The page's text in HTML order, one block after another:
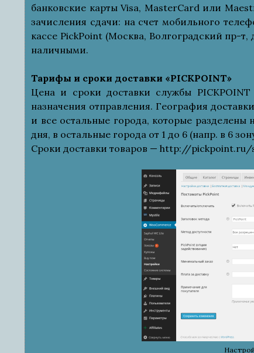
банковские карты Visa, MasterCard или
зачисления сдачи: на счет мобильного
кассе PickPoint (Москва, Волгоградский пр-т,
наличными.
Тарифы и сроки доставки «PICKPOINT»
Цена и сроки доставки службы
назначения отправления. География
и все остальные города, которые
дня, в остальные города от 1 до 6 (напр. в 6
Сроки доставки товаров — http://pickpoint.ru/